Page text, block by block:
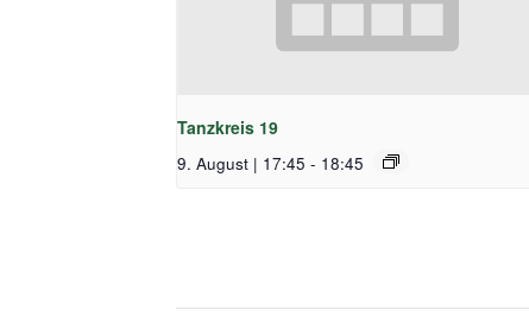
Tanzkreis 19
9. August | 17:45 - 18:45